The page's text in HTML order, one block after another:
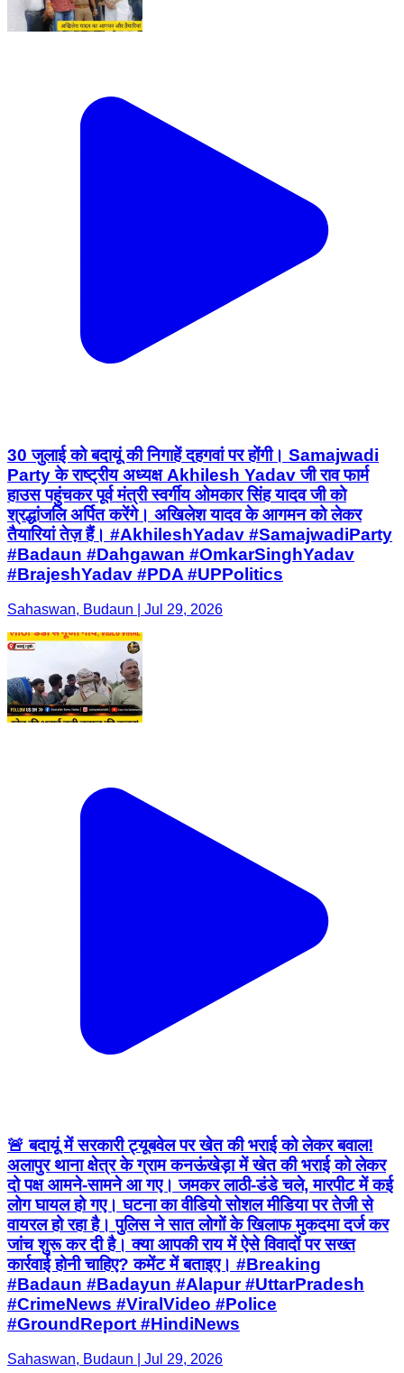
30 जुलाई को बदायूं की निगाहें दहगवां पर होंगी। Samajwadi
Party के राष्ट्रीय अध्यक्ष Akhilesh Yadav जी राव फार्म
हाउस पहुंचकर पूर्व मंत्री स्वर्गीय ओमकार सिंह यादव जी को
श्रद्धांजलि अर्पित करेंगे। अखिलेश यादव के आगमन को लेकर
तैयारियां तेज़ हैं। #AkhileshYadav #SamajwadiParty
#Badaun #Dahgawan #OmkarSinghYadav
#BrajeshYadav #PDA #UPPolitics
Sahaswan, Budaun | Jul 29, 2026
🚨 बदायूं में सरकारी ट्यूबवेल पर खेत की भराई को लेकर बवाल!
अलापुर थाना क्षेत्र के ग्राम कनऊंखेड़ा में खेत की भराई को लेकर
दो पक्ष आमने-सामने आ गए। जमकर लाठी-डंडे चले, मारपीट में कई
लोग घायल हो गए। घटना का वीडियो सोशल मीडिया पर तेजी से
वायरल हो रहा है। पुलिस ने सात लोगों के खिलाफ मुकदमा दर्ज कर
जांच शुरू कर दी है। क्या आपकी राय में ऐसे विवादों पर सख्त
कार्रवाई होनी चाहिए? कमेंट में बताइए। #Breaking
#Badaun #Badayun #Alapur #UttarPradesh
#CrimeNews #ViralVideo #Police
#GroundReport #HindiNews
Sahaswan, Budaun | Jul 29, 2026